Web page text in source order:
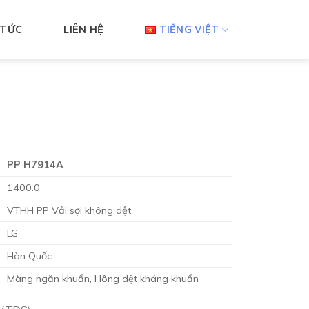
LIÊN HỆ TIẾNG VIỆT
PP H7914A
1400.0
VTHH PP Vải sợi không dệt
LG
Hàn Quốc
Màng ngăn khuẩn, Hông dệt kháng khuẩn